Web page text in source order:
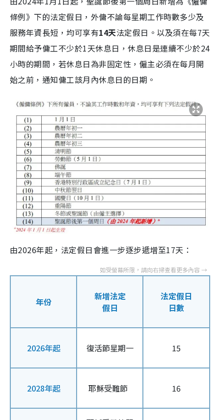
條例》下的法定假日，外傭不論每星期工作時數多少及
服務年資長短，均可享有14天法定假日。以及須在每7天
期間給予傭工不少於1天休息日，休息日是連續不少於24
小時的期間，若休息日為非固定性，僱主必須在每月開
始之前，通知傭工該月內休息日的日期。
由2026年起，法定假日會進一步逐步遞增至17天：
年份
新增法定
假日
法定假日
日數
2026年起 復活節星期一 15
2028年起 耶穌受難節 16